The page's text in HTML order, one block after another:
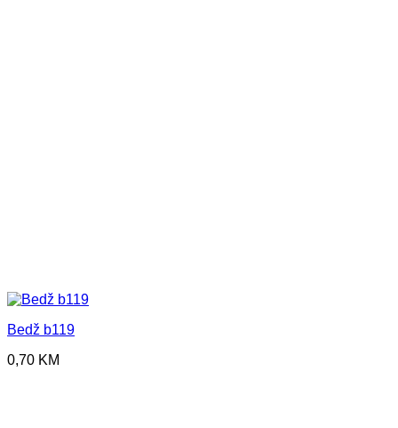
Bedž b119
0,70 KM